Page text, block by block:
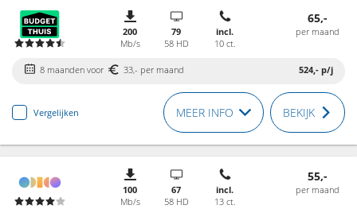
200
Mb/s
79
58 HD
incl.
10 ct.
65,-
per maand
8 maanden voor 33,- per maand 524,- p/j
Vergelijken MEER INFO BEKIJK
100
Mb/s
67
58 HD
incl.
13 ct.
55,-
per maand